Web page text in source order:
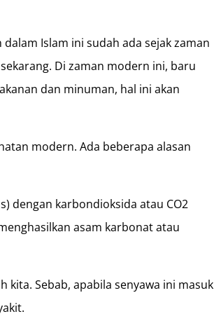
Islam ini sudah ada sejak zaman
Di zaman modern ini, baru
dan minuman, hal ini akan
modern. Ada beberapa alasan
dengan karbondioksida atau CO2
asam karbonat atau
kita. Sebab, apabila senyawa ini masuk